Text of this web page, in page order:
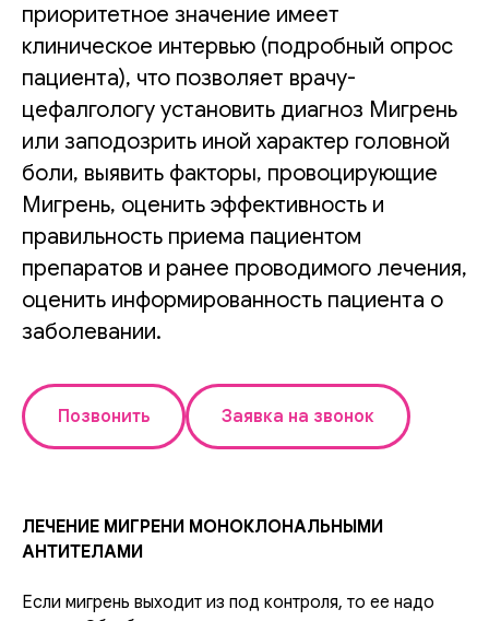
приоритетное значение имеет
клиническое интервью (подробный опрос
пациента), что позволяет врачу-
цефалгологу установить диагноз Мигрень
или заподозрить иной характер головной
боли, выявить факторы, провоцирующие
Мигрень, оценить эффективность и
правильность приема пациентом
препаратов и ранее проводимого лечения,
оценить информированность пациента о
заболевании.
Позвонить Заявка на звонок
ЛЕЧЕНИЕ МИГРЕНИ МОНОКЛОНАЛЬНЫМИ
АНТИТЕЛАМИ
Если мигрень выходит из под контроля, то ее надо